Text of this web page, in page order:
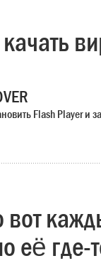
Flash Player и
вот
где-